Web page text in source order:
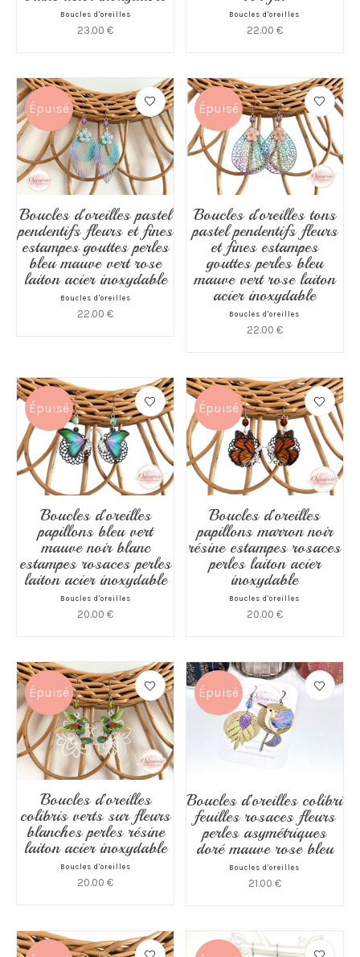
Boucles d'oreilles
23.00 €
Boucles d'oreilles
22.00 €
Épuisé
Boucles d’oreilles pastel
pendentifs fleurs et fines
estampes gouttes perles
bleu mauve vert rose
laiton acier inoxydable
Boucles d'oreilles
22.00 €
Épuisé
Boucles d’oreilles tons
pastel pendentifs fleurs
et fines estampes
gouttes perles bleu
mauve vert rose laiton
acier inoxydable
Boucles d'oreilles
22.00 €
Épuisé
Boucles d’oreilles
papillons bleu vert
mauve noir blanc
estampes rosaces perles
laiton acier inoxydable
Boucles d'oreilles
20.00 €
Épuisé
Boucles d’oreilles
papillons marron noir
résine estampes rosaces
perles laiton acier
inoxydable
Boucles d'oreilles
20.00 €
Épuisé
Boucles d’oreilles
colibris verts sur fleurs
blanches perles résine
laiton acier inoxydable
Boucles d'oreilles
20.00 €
Épuisé
Boucles d’oreilles colibri
feuilles rosaces fleurs
perles asymétriques
doré mauve rose bleu
Boucles d'oreilles
21.00 €